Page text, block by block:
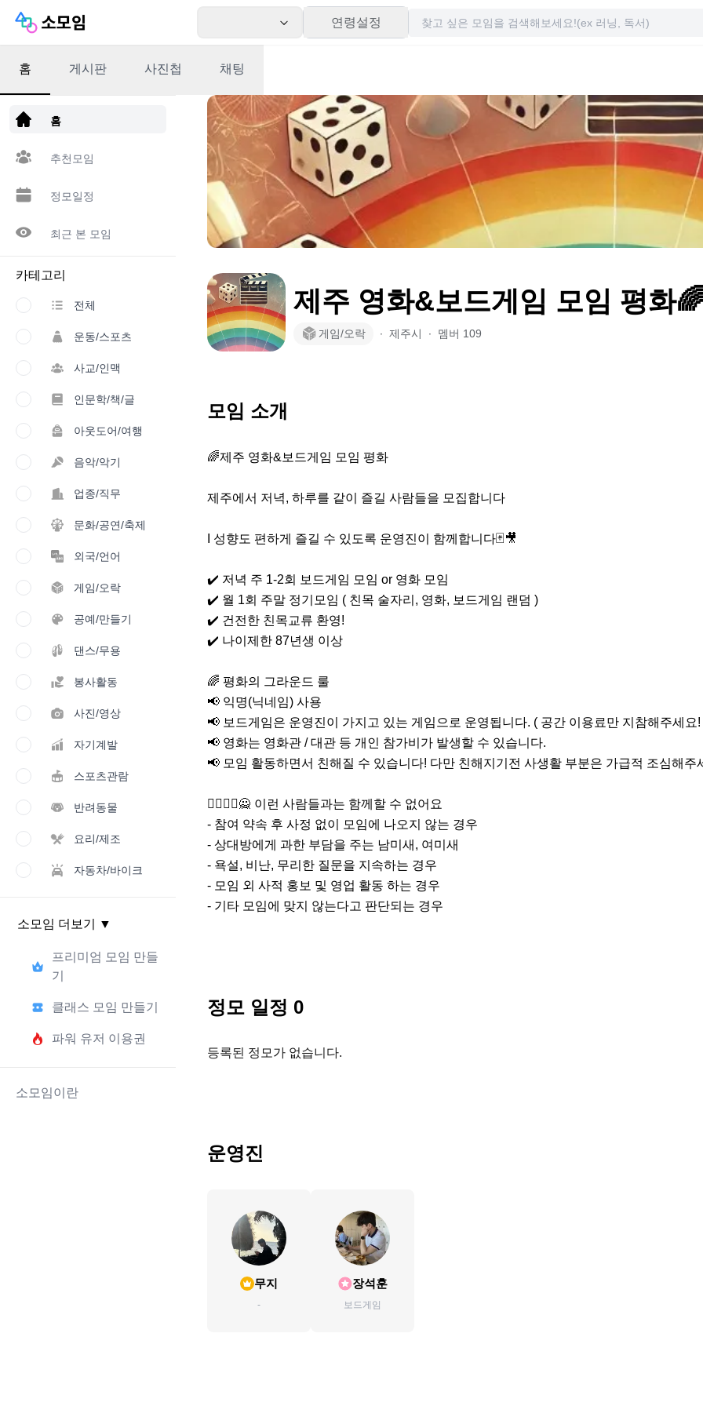
연령설정
앱 다운로드
홈
추천모임
정모일정
최근 본 모임
카테고리
전체
운동/스포츠
사교/인맥
인문학/책/글
아웃도어/여행
음악/악기
업종/직무
문화/공연/축제
외국/언어
게임/오락
공예/만들기
댄스/무용
봉사활동
사진/영상
자기계발
스포츠관람
반려동물
요리/제조
자동차/바이크
소모임 더보기 ▼
프리미엄 모임 만들
기
클래스 모임 만들기
파워 유저 이용권
소모임이란
홈 게시판 사진첩 채팅
제주 영화&보드게임 모임 평화
게임/오락 ∙ 제주시 ∙ 멤버 109
모임 소개
🌈제주 영화&보드게임 모임 평화
제주에서 저녁, 하루를 같이 즐길 사람들을 모집합니다
I 성향도 편하게 즐길 수 있도록 운영진이 함께합니다🃏🎥
✔️ 저녁 주 1-2회 보드게임 모임 or 영화 모임
✔️ 월 1회 주말 정기모임 ( 친목 술자리, 영화, 보드게임 랜덤 )
✔️ 건전한 친목교류 환영!
✔️ 나이제한 87년생 이상
🌈 평화의 그라운드 룰
📢 익명(닉네임) 사용
📢 보드게임은 운영진이 가지고 있는 게임으로 운영됩니다. ( 공간 이용료만 지참해주세요!
📢 영화는 영화관 / 대관 등 개인 참가비가 발생할 수 있습니다.
📢 모임 활동하면서 친해질 수 있습니다! 다만 친해지기전 사생활 부분은 가급적 조심해주
🙅‍♂️🙅‍♀️🙅 이런 사람들과는 함께할 수 없어요
- 참여 약속 후 사정 없이 모임에 나오지 않는 경우
- 상대방에게 과한 부담을 주는 남미새, 여미새
- 욕설, 비난, 무리한 질문을 지속하는 경우
- 모임 외 사적 홍보 및 영업 활동 하는 경우
- 기타 모임에 맞지 않는다고 판단되는 경우
정모 일정 0
등록된 정모가 없습니다.
운영진
무지
-
장석훈
보드게임